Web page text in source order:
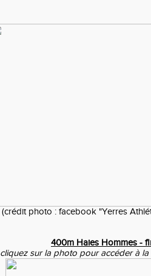
(crédit photo : facebook "Yerres
400m Haies Hommes -
cliquez sur la photo pour accéder à